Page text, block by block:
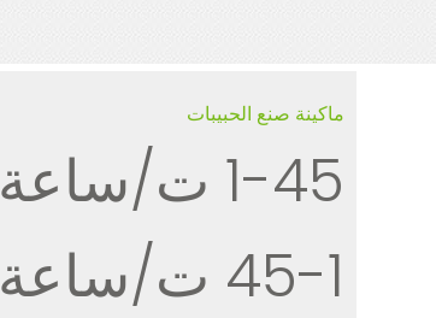
ماكينة صنع الحبيبات
1-45 ت/ساعة
1-45 ت/ساعة